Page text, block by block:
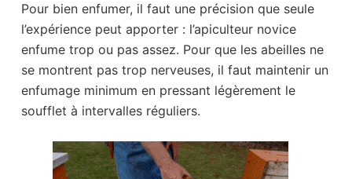
Pour bien enfumer, il faut une précision que seule
l’expérience peut apporter : l’apiculteur novice
enfume trop ou pas assez. Pour que les abeilles ne
se montrent pas trop nerveuses, il faut maintenir un
enfumage minimum en pressant légèrement le
soufflet à intervalles réguliers.